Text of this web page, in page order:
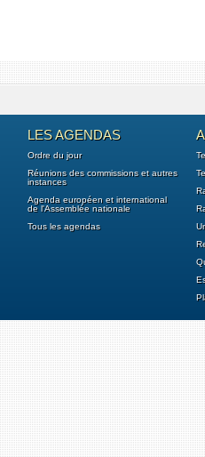
LES AGENDAS
Ordre du jour
Réunions des commissions et autres
instances
Agenda européen et international
de l'Assemblée nationale
Tous les agendas